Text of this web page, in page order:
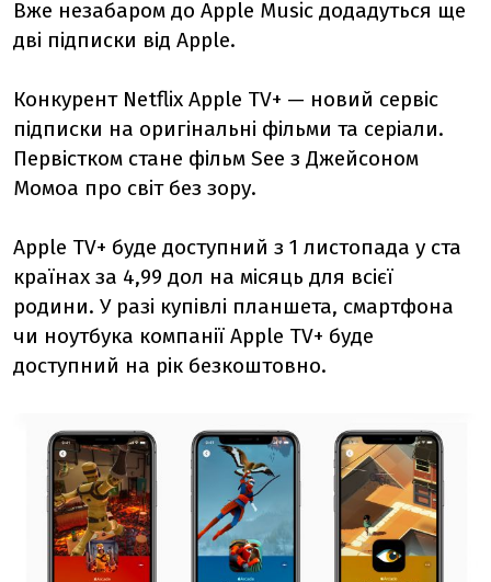
Вже незабаром до Apple Music додадуться ще
дві підписки від Apple.
Конкурент Netflix Apple TV+ — новий сервіс
підписки на оригінальні фільми та серіали.
Первістком стане фільм See з Джейсоном
Момоа про світ без зору.
Apple TV+ буде доступний з 1 листопада у ста
країнах за 4,99 дол на місяць для всієї
родини. У разі купівлі планшета, смартфона
чи ноутбука компанії Apple TV+ буде
доступний на рік безкоштовно.